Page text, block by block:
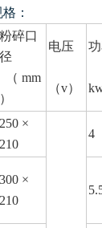
：
粉碎口
径
（ mm
）
电压
（v）
250 ×
210
4
300 ×
210